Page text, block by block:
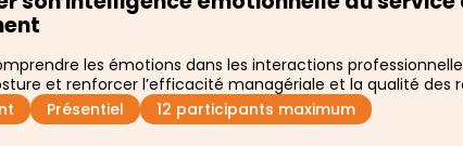
les émotions dans les interactions
et renforcer l’efficacité managériale et la qualité des
Présentiel 12 participants maximum